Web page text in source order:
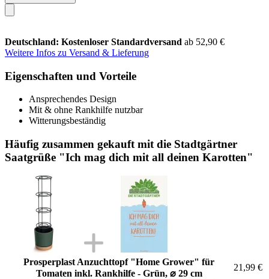
Deutschland: Kostenloser Standardversand ab 52,90 €
Weitere Infos zu Versand & Lieferung
Eigenschaften und Vorteile
Ansprechendes Design
Mit & ohne Rankhilfe nutzbar
Witterungsbeständig
Häufig zusammen gekauft mit die Stadtgärtner
Saatgrüße "Ich mag dich mit all deinen Karotten"
Prosperplast Anzuchttopf "Home Grower" für
Tomaten inkl. Rankhilfe - Grün, ⌀ 29 cm
21,99 €